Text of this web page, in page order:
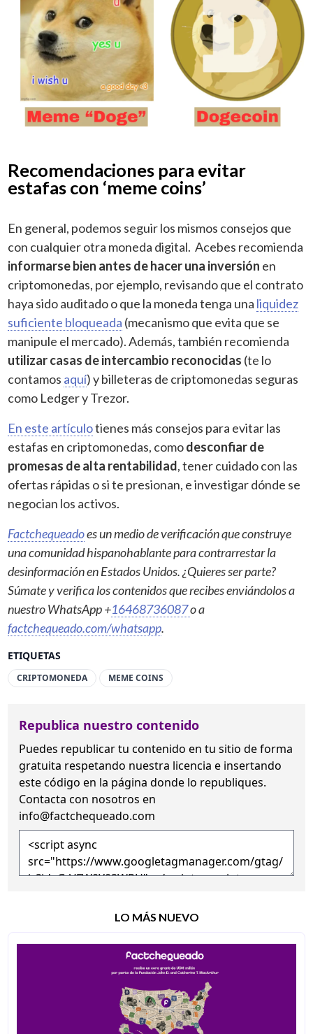
ETIQUETAS
CRIPTOMONEDA MEME COINS
Recomendaciones para evitar
estafas con ‘meme coins’
En general, podemos seguir los mismos consejos que
con cualquier otra moneda digital. Acebes recomienda
informarse bien antes de hacer una inversión en
criptomonedas, por ejemplo, revisando que el contrato
haya sido auditado o que la moneda tenga una liquidez
suficiente bloqueada (mecanismo que evita que se
manipule el mercado). Además, también recomienda
utilizar casas de intercambio reconocidas (te lo
contamos aquí) y billeteras de criptomonedas seguras
como Ledger y Trezor.
En este artículotienes más consejos para evitar las
estafas en criptomonedas, comodesconfiar de
promesas de alta rentabilidad, tener cuidado con las
ofertas rápidas o si te presionan, e investigar dónde se
negocian los activos.
Factchequeadoes un medio de verificación que construye
una comunidad hispanohablante para contrarrestar la
desinformación en Estados Unidos. ¿Quieres ser parte?
Súmate y verifica los contenidos que recibes enviándolos a
nuestro WhatsApp +16468736087o a
factchequeado.com/whatsapp.
Republica nuestro contenido
Puedes republicar tu contenido en tu sitio de forma
gratuita respetando nuestra licencia e insertando
este código en la página donde lo republiques.
Contacta con nosotros en
info@factchequeado.com
LO MÁS NUEVO